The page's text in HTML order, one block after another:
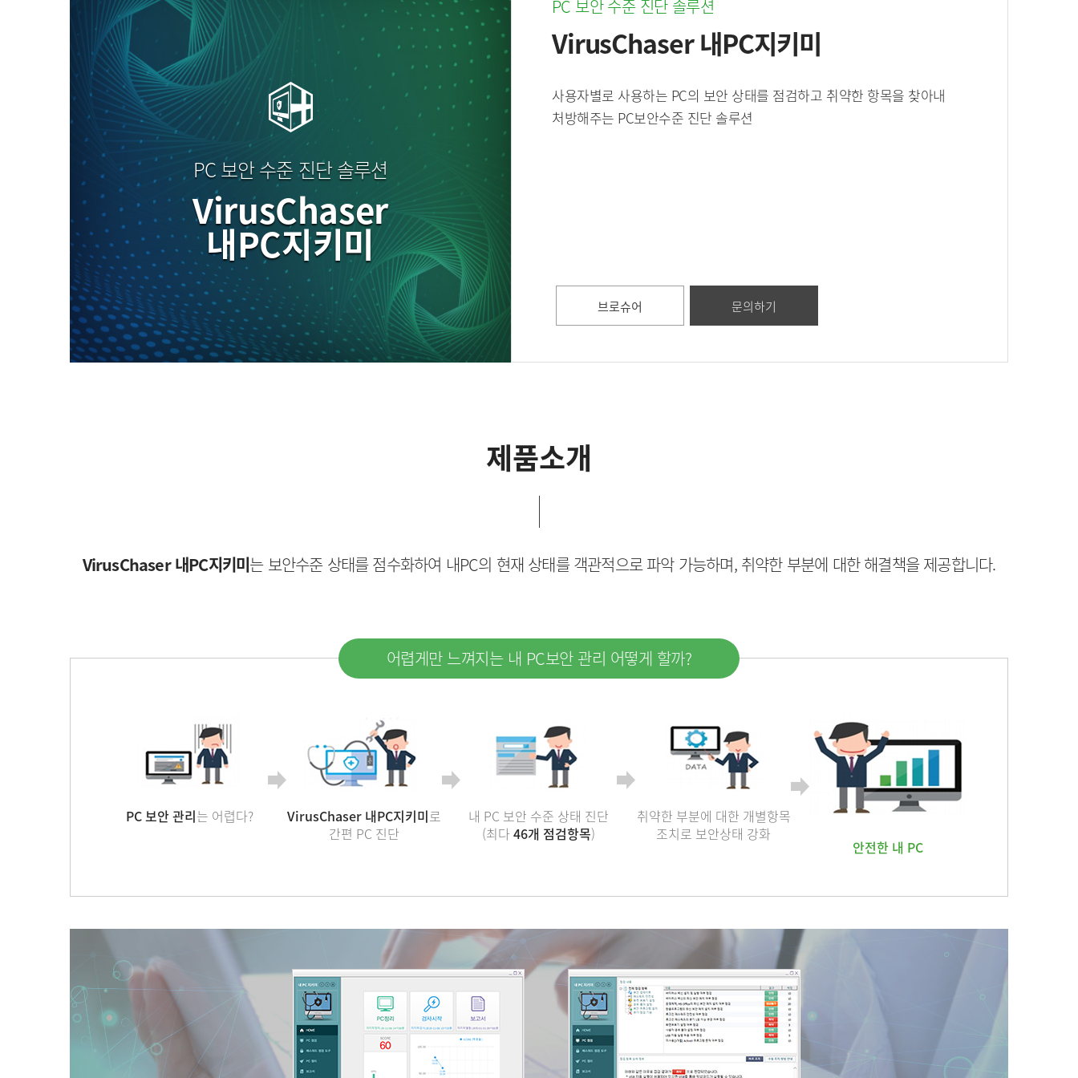
PC 보안 수준 진단 솔루션
VirusChaser
내PC지키미
PC 보안 수준 진단 솔루션
VirusChaser 내PC지키미
사용자별로 사용하는 PC의 보안 상태를 점검하고 취약한 항목을 찾아내
처방해주는 PC보안수준 진단 솔루션
브로슈어 문의하기
제품소개
VirusChaser 내PC지키미는 보안수준 상태를 점수화하여 내PC의 현재 상태를 객관적으로 파악 가능하며, 취약한 부분에 대한 해결책을 제공합니다.
어렵게만 느껴지는 내 PC보안 관리 어떻게 할까?
PC 보안 관리는 어렵다? VirusChaser 내PC지키미로
간편 PC 진단
내 PC 보안 수준 상태 진단
(최다46개 점검항목)
취약한 부분에 대한 개별항목
조치로 보안상태 강화
안전한 내 PC